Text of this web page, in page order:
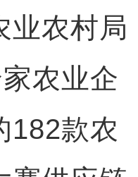
业农村局
农业企
182款农